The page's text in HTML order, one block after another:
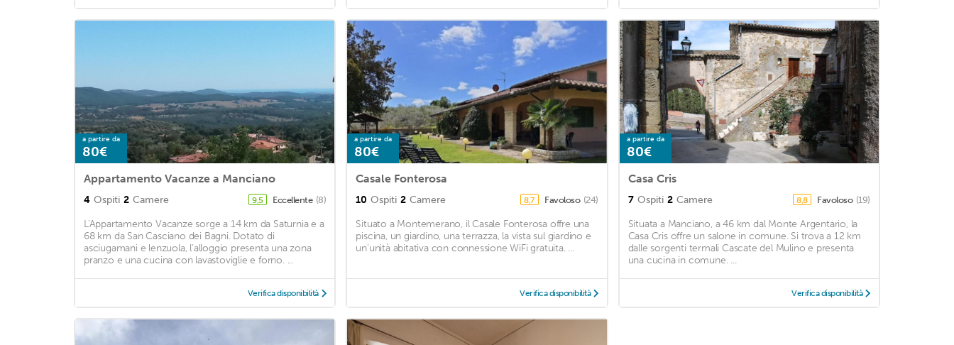
a partire da
80€
Appartamento Vacanze a Manciano
4 Ospiti 2 Camere 9,5 Eccellente (8)
L'Appartamento Vacanze sorge a 14 km da Saturnia e a
68 km da San Casciano dei Bagni. Dotato di
asciugamani e lenzuola, l’alloggio presenta una zona
pranzo e una cucina con lavastoviglie e forno. ...
Verifica disponibilità
a partire da
80€
Casale Fonterosa
10 Ospiti 2 Camere 8,7 Favoloso (24)
Situato a Montemerano, il Casale Fonterosa offre una
piscina, un giardino, una terrazza, la vista sul giardino e
un’unità abitativa con connessione WiFi gratuita. ...
Verifica disponibilità
a partire da
80€
Casa Cris
7 Ospiti 2 Camere 8,8 Favoloso (19)
Situata a Manciano, a 46 km dal Monte Argentario, la
Casa Cris offre un salone in comune. Si trova a 12 km
dalle sorgenti termali Cascate del Mulino e presenta
una cucina in comune. ...
Verifica disponibilità